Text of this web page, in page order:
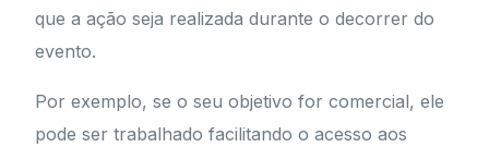
que a ação seja realizada durante o decorrer do
evento.
Por exemplo, se o seu objetivo for comercial, ele
pode ser trabalhado facilitando o acesso aos